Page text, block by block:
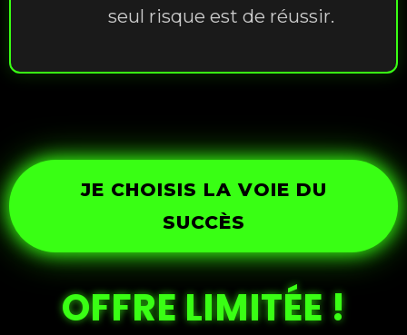
seul risque est de réussir.
JE CHOISIS LA VOIE DU
SUCCÈS
OFFRE LIMITÉE !